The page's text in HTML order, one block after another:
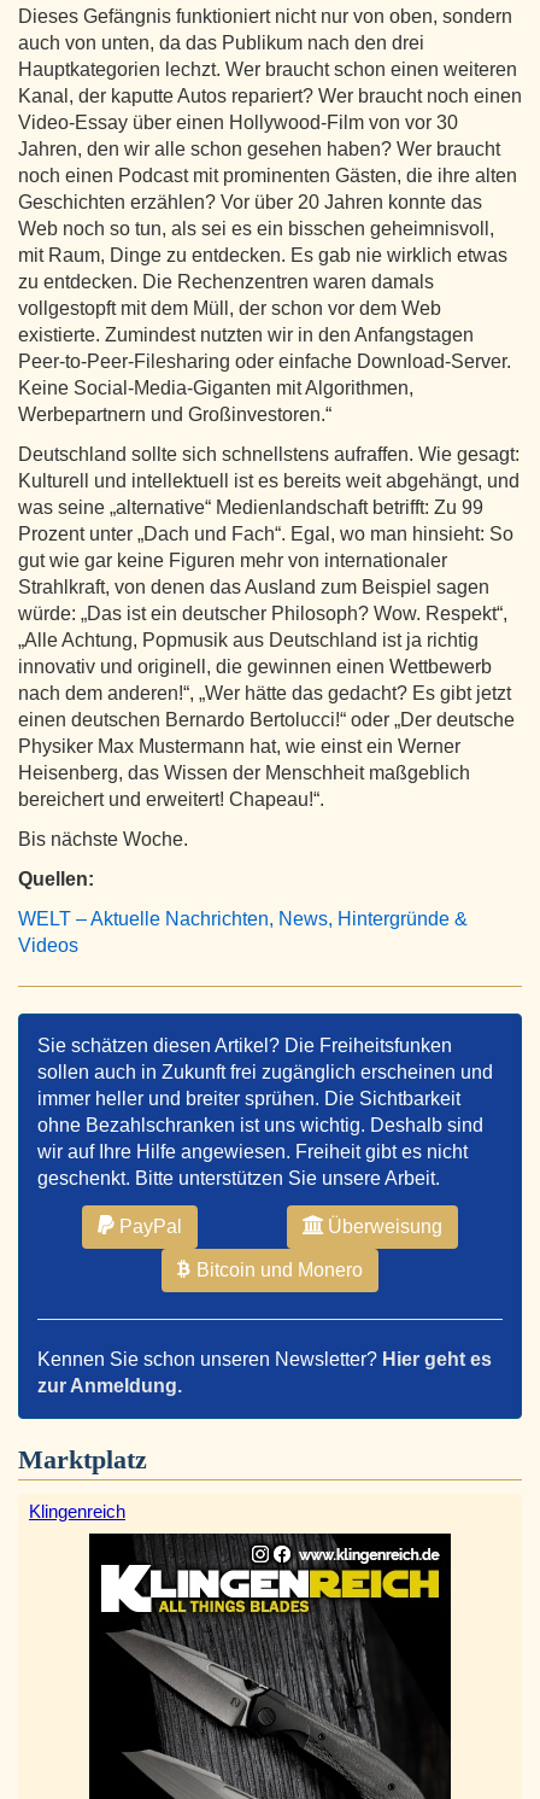
Dieses Gefängnis funktioniert nicht nur von oben, sondern
auch von unten, da das Publikum nach den drei
Hauptkategorien lechzt. Wer braucht schon einen weiteren
Kanal, der kaputte Autos repariert? Wer braucht noch einen
Video-Essay über einen Hollywood-Film von vor 30
Jahren, den wir alle schon gesehen haben? Wer braucht
noch einen Podcast mit prominenten Gästen, die ihre alten
Geschichten erzählen? Vor über 20 Jahren konnte das
Web noch so tun, als sei es ein bisschen geheimnisvoll,
mit Raum, Dinge zu entdecken. Es gab nie wirklich etwas
zu entdecken. Die Rechenzentren waren damals
vollgestopft mit dem Müll, der schon vor dem Web
existierte. Zumindest nutzten wir in den Anfangstagen
Peer-to-Peer-Filesharing oder einfache Download-Server.
Keine Social-Media-Giganten mit Algorithmen,
Werbepartnern und Großinvestoren.“
Deutschland sollte sich schnellstens aufraffen. Wie gesagt:
Kulturell und intellektuell ist es bereits weit abgehängt, und
was seine „alternative“ Medienlandschaft betrifft: Zu 99
Prozent unter „Dach und Fach“. Egal, wo man hinsieht: So
gut wie gar keine Figuren mehr von internationaler
Strahlkraft, von denen das Ausland zum Beispiel sagen
würde: „Das ist ein deutscher Philosoph? Wow. Respekt“,
„Alle Achtung, Popmusik aus Deutschland ist ja richtig
innovativ und originell, die gewinnen einen Wettbewerb
nach dem anderen!“, „Wer hätte das gedacht? Es gibt jetzt
einen deutschen Bernardo Bertolucci!“ oder „Der deutsche
Physiker Max Mustermann hat, wie einst ein Werner
Heisenberg, das Wissen der Menschheit maßgeblich
bereichert und erweitert! Chapeau!“.
Bis nächste Woche.
Quellen:
WELT – Aktuelle Nachrichten, News, Hintergründe &
Videos
Sie schätzen diesen Artikel? Die Freiheitsfunken
sollen auch in Zukunft frei zugänglich erscheinen und
immer heller und breiter sprühen. Die Sichtbarkeit
ohne Bezahlschranken ist uns wichtig. Deshalb sind
wir auf Ihre Hilfe angewiesen. Freiheit gibt es nicht
geschenkt. Bitte unterstützen Sie unsere Arbeit.
PayPal Überweisung
Bitcoin und Monero
Kennen Sie schon unseren Newsletter? Hier geht es
zur Anmeldung.
Marktplatz
Klingenreich